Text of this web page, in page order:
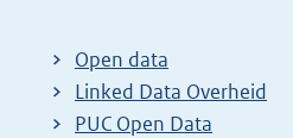
t
e
r
Open data
Linked Data Overheid
PUC Open Data